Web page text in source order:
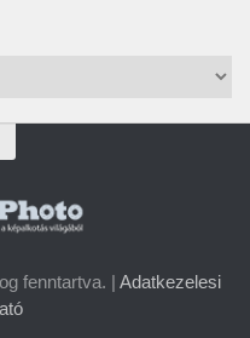
fenntartva. | Adatkezelesi